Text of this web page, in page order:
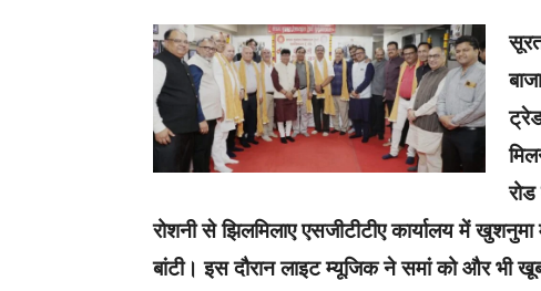
रोशनी से झिलमिलाए एसजीटीटीए कार्यालय में
बांटी। इस दौरान लाइट म्यूजिक ने समां को और भी